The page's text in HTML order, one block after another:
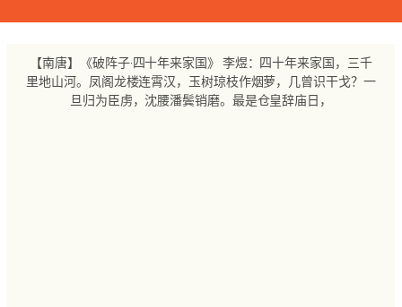
跳
【南唐】《破阵子·四十年来家国》 李煜：四十年来家国，三千
里地山河。凤阁龙楼连霄汉，玉树琼枝作烟萝，几曾识干戈？一
旦归为臣虏，沈腰潘鬓销磨。最是仓皇辞庙日，